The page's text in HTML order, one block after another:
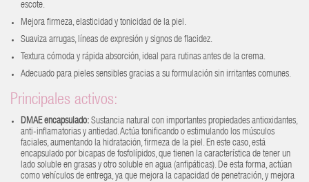
escote.
Mejora firmeza, elasticidad y tonicidad de la piel.
Suaviza arrugas, líneas de expresión y signos de flacidez.
Textura cómoda y rápida absorción, ideal para rutinas antes de la crema.
Adecuado para pieles sensibles gracias a su formulación sin irritantes comunes.
Principales activos:
DMAE encapsulado: Sustancia natural con importantes propiedades antioxidantes,
anti-inflamatorias y antiedad. Actúa tonificando o estimulando los músculos
faciales, aumentando la hidratación, firmeza de la piel. En este caso, está
encapsulado por bicapas de fosfolípidos, que tienen la característica de tener un
lado soluble en grasas y otro soluble en agua (anfipáticas). De esta forma, actúan
como vehículos de entrega, ya que mejora la capacidad de penetración, y mejora